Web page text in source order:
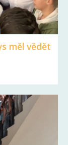
měl vědět